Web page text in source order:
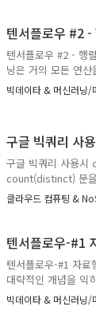
인식하는 예제이다.
(https://
성하였는데, 설..
텐서플로우 #2 -
텐서플로우 #2 -
닝은 거의 모든 연
고, 이 행렬의 차원
개념이 없으면 헷
은 열을 나타내며,
(3행4열) 행렬이다.
로 곱해준다.아래
빅데이타 & 머신러닝/
구글 빅쿼리 사
구글 빅쿼리 사용
count(distinct) 문을
결과가 나와야 하
id="mykey"from
Legacy SQL 쿼리의
클라우드 컴퓨팅 &
텐서플로우-#1
텐서플로우-#1 자
대략적인 개념을 익
탁 막힌다. 파이썬이
이건 라이브러리로
빅데이타 & 머신러닝/